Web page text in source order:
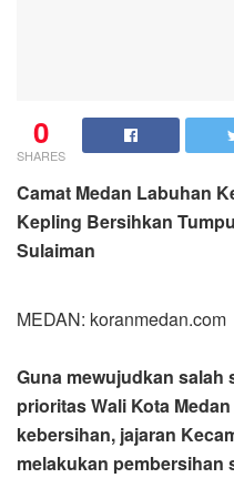
0
SHARES
Camat Medan Labuhan
Kepling Bersihkan
Sulaiman
MEDAN: koranmedan.com
Guna mewujudkan salah
prioritas Wali Kota
kebersihan, jajaran
melakukan pembersihan